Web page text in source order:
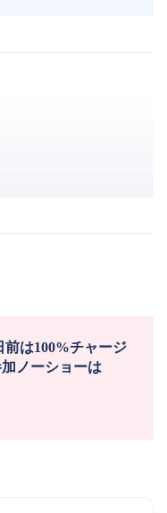
前は100%チャージ
ノーショーは